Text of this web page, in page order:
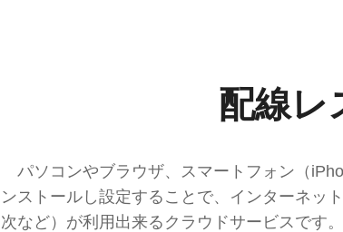
配線レ
パソコンやブラウザ、スマートフォン（
ンストールし設定することで、インターネッ
次など）が利用出来るクラウドサービスです。